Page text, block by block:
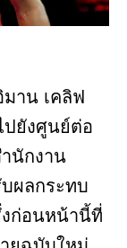
มาน เคลิฟ
ปยังศูนย์ต่อ
นักงาน
ผลกระทบ
งก่อนหน้านี้ที่